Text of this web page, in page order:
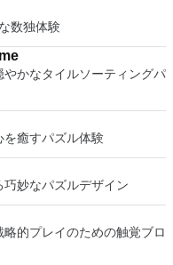
数独体験
かなタイルソーティングパ
を癒すパズル体験
妙なパズルデザイン
的プレイのための触覚ブロ